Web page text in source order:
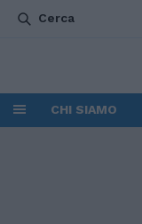
Cerca
CHI SIAMO